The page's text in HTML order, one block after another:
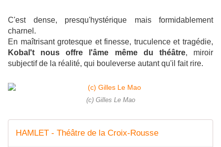
C'est dense, presqu'hystérique mais formidablement
charnel.
En maîtrisant grotesque et finesse, truculence et tragédie,
Kobal't nous offre l'âme même du théâtre, miroir
subjectif de la réalité, qui bouleverse autant qu'il fait rire.
(c) Gilles Le Mao
HAMLET - Théâtre de la Croix-Rousse